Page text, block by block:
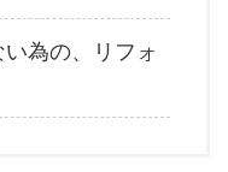
為の、リフォ